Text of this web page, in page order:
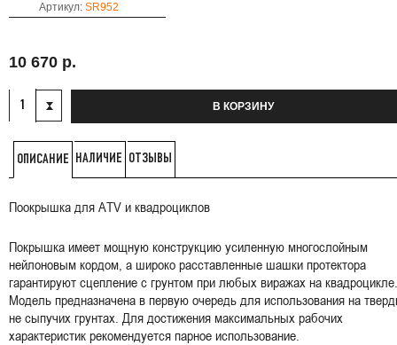
Артикул: SR952
10 670 р.
В КОРЗИНУ
ОПИСАНИЕ НАЛИЧИЕ ОТЗЫВЫ
Поокрышка для ATV и квадроциклов
Покрышка имеет мощную конструкцию усиленную многослойным
нейлоновым кордом, а широко расставленные шашки протектора
гарантируют сцепление с грунтом при любых виражах на квадроцикле.
Модель предназначена в первую очередь для использования на
не сыпучих грунтах. Для достижения максимальных рабочих
характеристик рекомендуется парное использование.